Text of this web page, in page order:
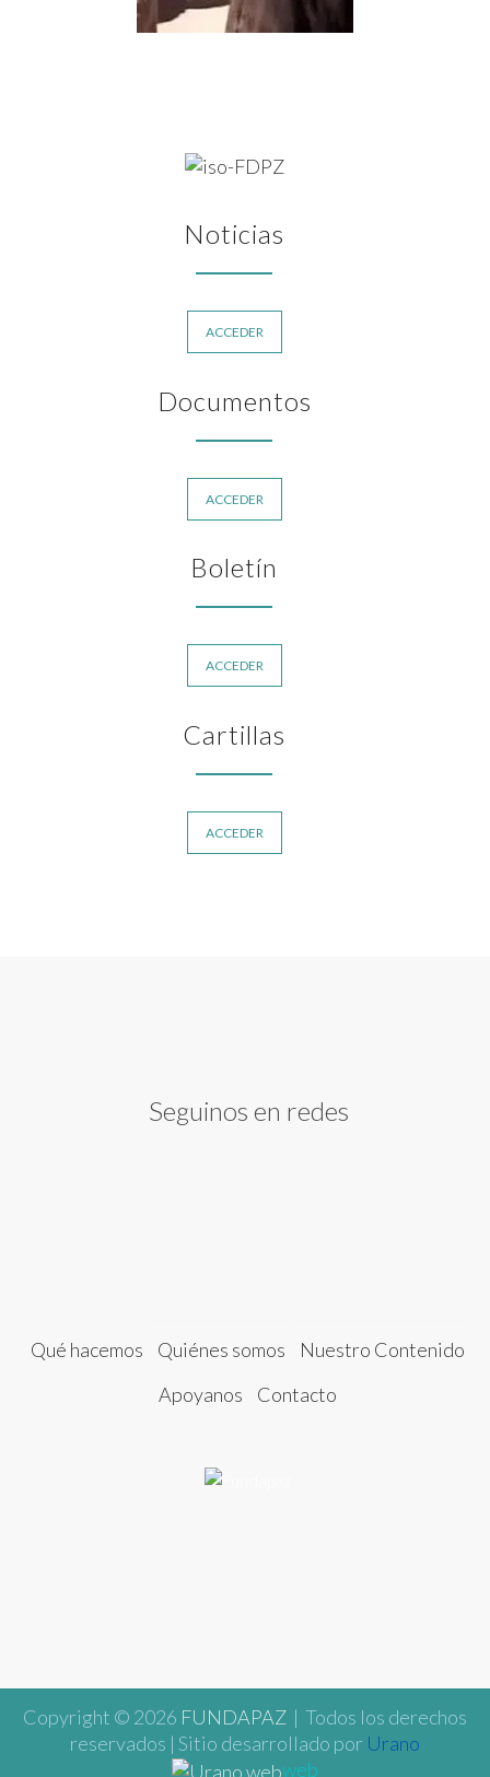
Noticias
ACCEDER
Documentos
ACCEDER
Boletín
ACCEDER
Cartillas
ACCEDER
Seguinos en redes
Qué hacemos Quiénes somos
Nuestro Contenido
Apoyanos
Contacto
Copyright © 2026 FUNDAPAZ | Todos los derechos
reservados | Sitio desarrollado por Urano
web